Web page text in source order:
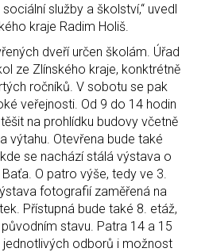
služby a školství,“ uvedl
kraje Radim Holiš.
dveří určen školám. Úřad
ze Zlínského kraje, konktrétně
ročníků. V sobotu se pak
veřejnosti. Od 9 do 14 hodin
na prohlídku budovy včetně
výtahu. Otevřena bude také
se nachází stálá výstava o
O patro výše, tedy ve 3.
fotografií zaměřená na
Přístupná bude také 8. etáž,
stavu. Patra 14 a 15
odborů i možnost